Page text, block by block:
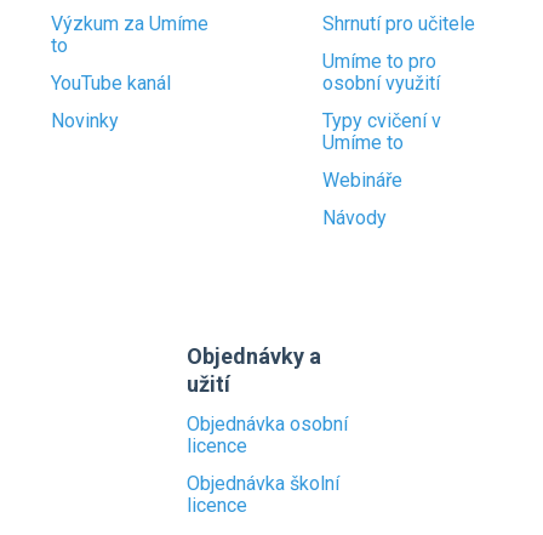
Výzkum za Umíme
to
YouTube kanál
Novinky
Shrnutí pro učitele
Umíme to pro
osobní využití
Typy cvičení v
Umíme to
Webináře
Návody
Objednávky a
užití
Objednávka osobní
licence
Objednávka školní
licence